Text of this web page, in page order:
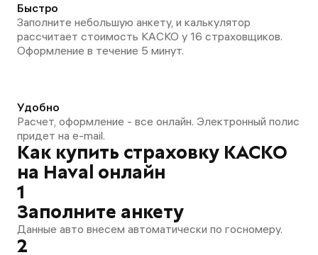
Быстро
Заполните небольшую анкету, и калькулятор
рассчитает стоимость КАСКО у 16 страховщиков.
Оформление в течение 5 минут.
Удобно
Расчет, оформление - все онлайн. Электронный полис
придет на e-mail.
Как купить страховку КАСКО
на Haval онлайн
1
Заполните анкету
Данные авто внесем автоматически по госномеру.
2